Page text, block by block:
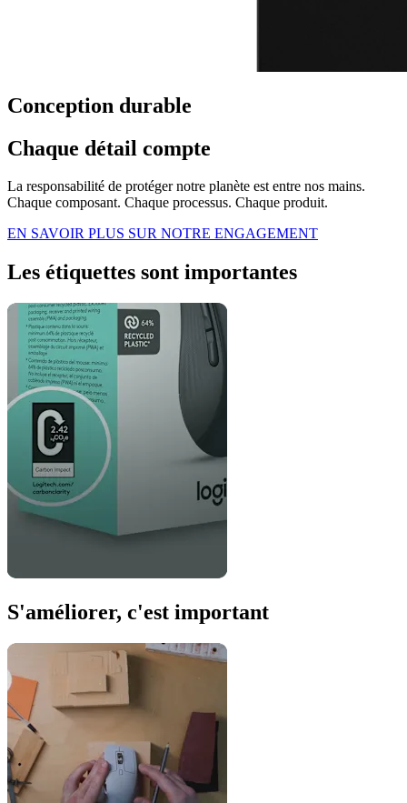
Conception durable
Chaque détail compte
La responsabilité de protéger notre planète est entre nos mains.
Chaque composant. Chaque processus. Chaque produit.
EN SAVOIR PLUS SUR NOTRE ENGAGEMENT
Les étiquettes sont importantes
S'améliorer, c'est important